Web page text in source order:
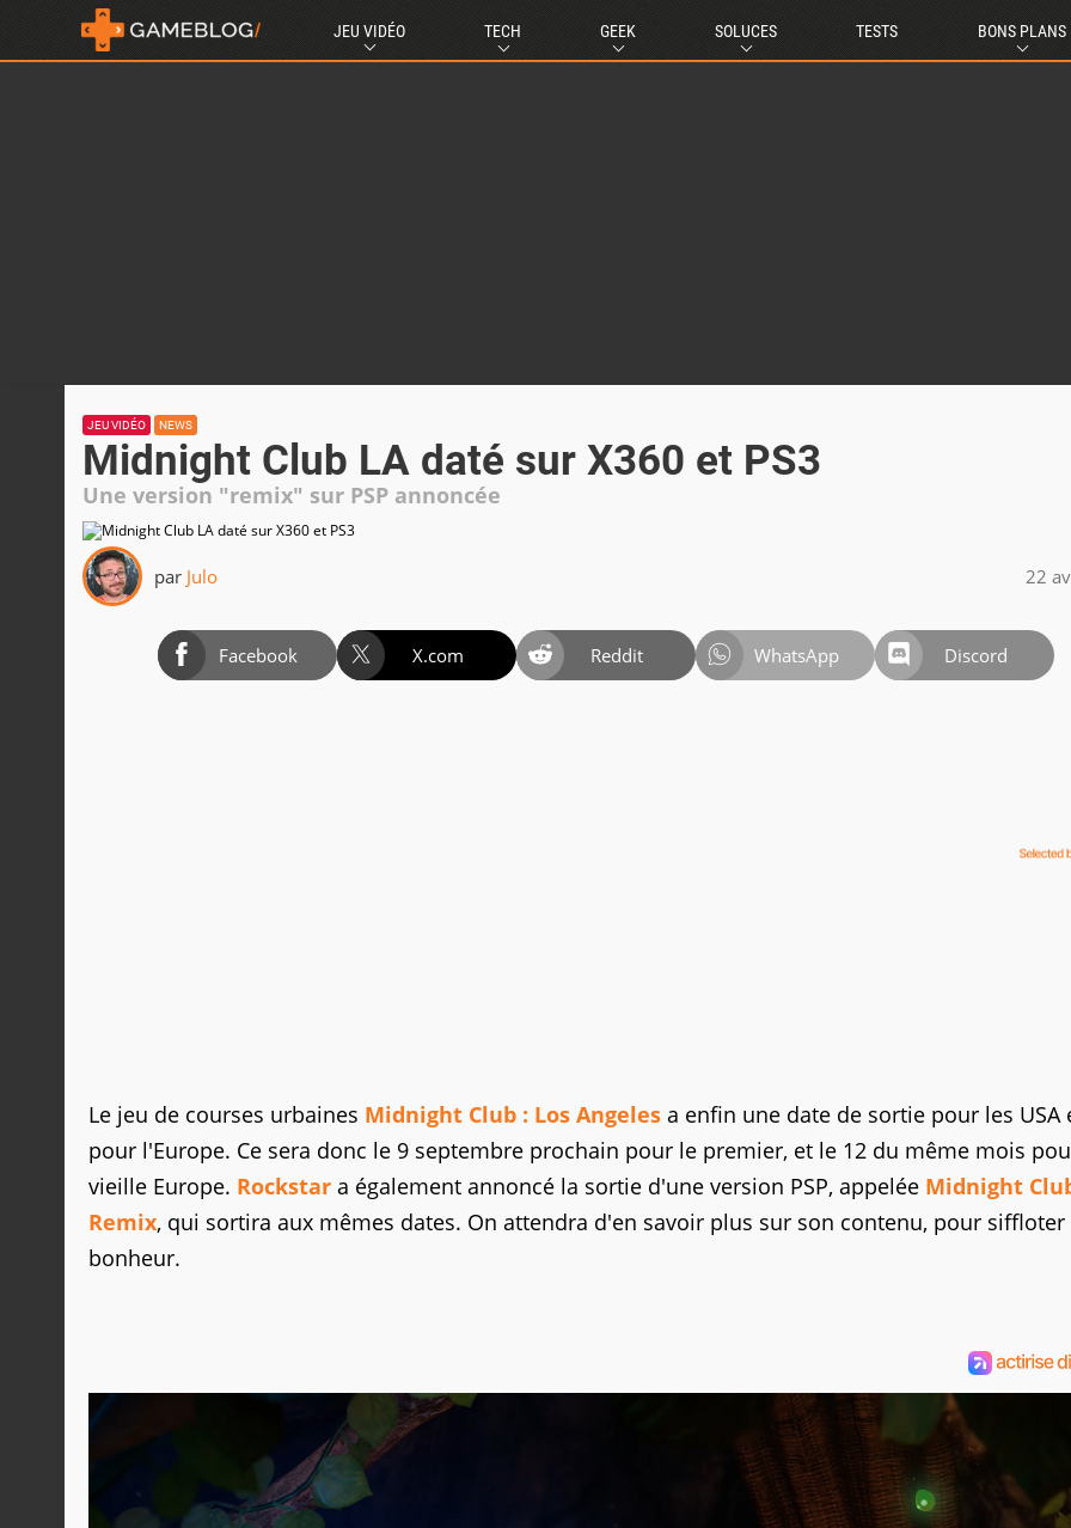
JEU VIDÉO TECH GEEK SOLUCES TESTS BONS PLANS
JEU VIDÉO NEWS
Midnight Club LA daté sur X360 et PS3
Une version "remix" sur PSP annoncée
par Julo 22
Facebook X.com Reddit WhatsApp Discord
Le jeu de courses urbaines Midnight Club : Los Angeles a enfin une date de sortie pour les USA
pour l'Europe. Ce sera donc le 9 septembre prochain pour le premier, et le 12 du même mois
vieille Europe. Rockstar a également annoncé la sortie d'une version PSP, appelée Midnight
Remix, qui sortira aux mêmes dates. On attendra d'en savoir plus sur son contenu, pour siffloter
bonheur.